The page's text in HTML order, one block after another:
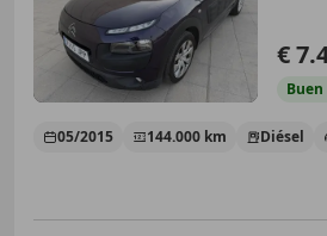
€
Buen
05/2015 144.000 km Diésel